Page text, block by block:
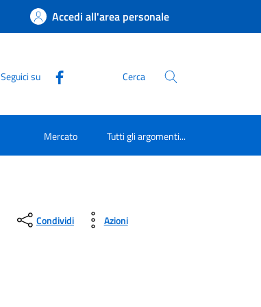
Accedi all'area personale
Seguici su Cerca
Mercato Tutti gli argomenti...
Condividi Azioni